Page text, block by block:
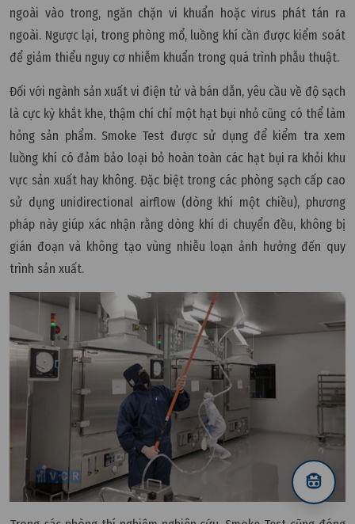
ngoài vào trong, ngăn chặn vi khuẩn hoặc virus phát tán ra
ngoài. Ngược lại, trong phòng mổ, luồng khí cần được kiểm soát
để giảm thiểu nguy cơ nhiễm khuẩn trong quá trình phẫu thuật.
Đối với ngành sản xuất vi điện tử và bán dẫn, yêu cầu về độ sạch
là cực kỳ khắt khe, thậm chí chỉ một hạt bụi nhỏ cũng có thể làm
hỏng sản phẩm. Smoke Test được sử dụng để kiểm tra xem
luồng khí có đảm bảo loại bỏ hoàn toàn các hạt bụi ra khỏi khu
vực sản xuất hay không. Đặc biệt trong các phòng sạch cấp cao
sử dụng unidirectional airflow (dòng khí một chiều), phương
pháp này giúp xác nhận rằng dòng khí di chuyển đều, không bị
gián đoạn và không tạo vùng nhiễu loạn ảnh hưởng đến quy
trình sản xuất.